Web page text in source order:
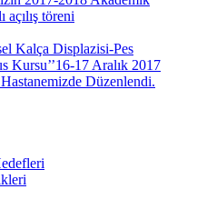
açılış töreni
Kalça Displazisi-Pes
Kursu’’16-17 Aralık 2017
Düzenlendi.